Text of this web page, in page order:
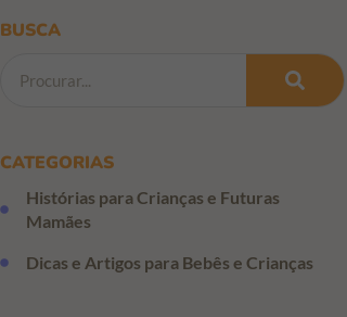
BUSCA
CATEGORIAS
Histórias para Crianças e Futuras
Mamães
Dicas e Artigos para Bebês e Crianças